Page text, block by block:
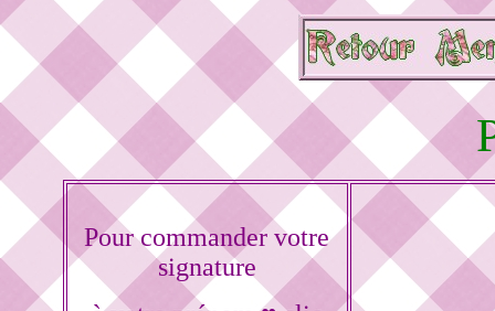
Pour commander votre
signature